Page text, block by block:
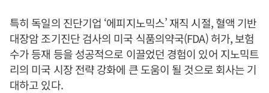
특히 독일의 진단기업 ‘에피지노믹스’ 재직 시절, 혈액 기반
대장암 조기진단 검사의 미국 식품의약국(FDA) 허가, 보험
수가 등재 등을 성공적으로 이끌었던 경험이 있어 지노믹트
리의 미국 시장 전략 강화에 큰 도움이 될 것으로 회사는 기
대하고 있다.